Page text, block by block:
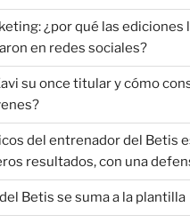
¿por qué las ediciones
en redes sociales?
su once titular y cómo
del entrenador del Betis
resultados, con una
Betis se suma a la plantilla